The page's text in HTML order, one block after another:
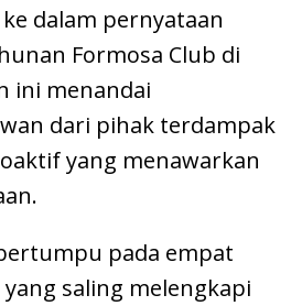
dalam pernyataan
Formosa Club di
ini menandai
dari pihak terdampak
yang menawarkan
pada empat
saling melengkapi